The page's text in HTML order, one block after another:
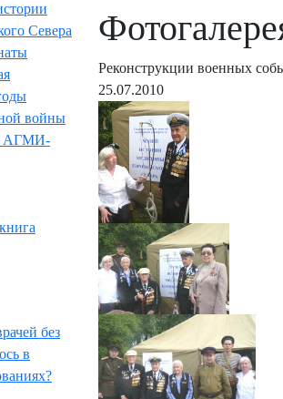
Севера
войны
АГМИ-
без
в
Реконструкции военных
25.07.2010